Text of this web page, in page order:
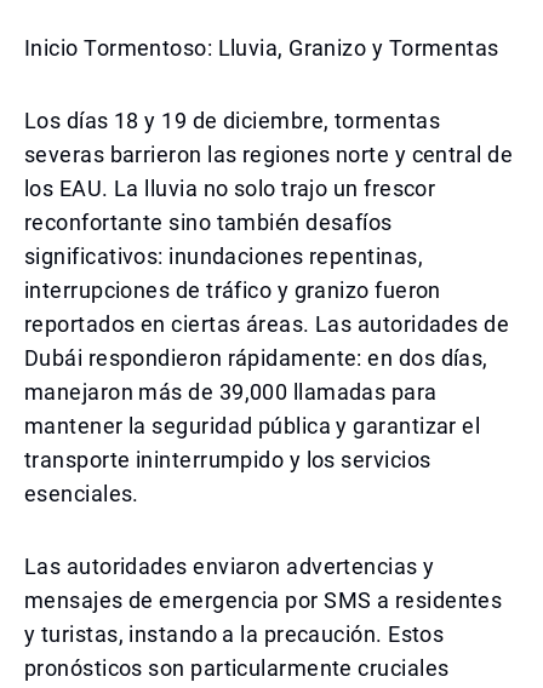
Inicio Tormentoso: Lluvia, Granizo y Tormentas
Los días 18 y 19 de diciembre, tormentas
severas barrieron las regiones norte y central de
los EAU. La lluvia no solo trajo un frescor
reconfortante sino también desafíos
significativos: inundaciones repentinas,
interrupciones de tráfico y granizo fueron
reportados en ciertas áreas. Las autoridades de
Dubái respondieron rápidamente: en dos días,
manejaron más de 39,000 llamadas para
mantener la seguridad pública y garantizar el
transporte ininterrumpido y los servicios
esenciales.
Las autoridades enviaron advertencias y
mensajes de emergencia por SMS a residentes
y turistas, instando a la precaución. Estos
pronósticos son particularmente cruciales